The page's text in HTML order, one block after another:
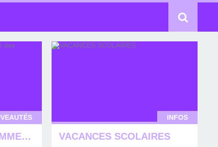
LA LIBERTÉ, LES FEMMES, LA LIBERTÉ DES FEMMES...
INFOS
VACANCES SCOLAIRES